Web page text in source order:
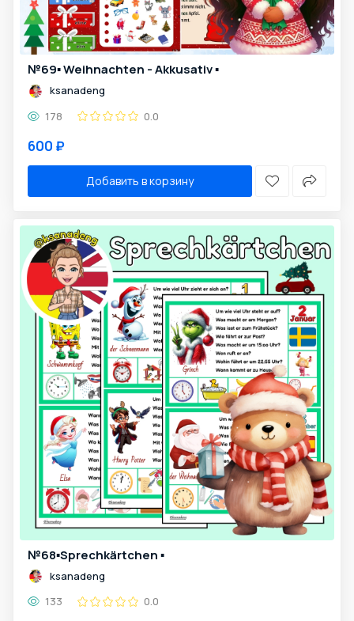
№69▪️ Weihnachten - Akkusativ ▪️
ksanadeng
178
0.0
600 ₽
Добавить в корзину
№68▪️Sprechkärtchen ▪️
ksanadeng
133
0.0